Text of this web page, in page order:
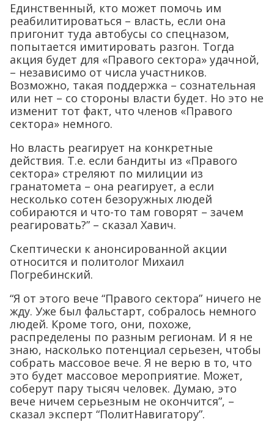
Единственный, кто может помочь им
реабилитироваться – власть, если она
пригонит туда автобусы со спецназом,
попытается имитировать разгон. Тогда
акция будет для «Правого сектора» удачной,
– независимо от числа участников.
Возможно, такая поддержка – сознательная
или нет – со стороны власти будет. Но это не
изменит тот факт, что членов «Правого
сектора» немного.
Но власть реагирует на конкретные
действия. Т.е. если бандиты из «Правого
сектора» стреляют по милиции из
гранатомета – она реагирует, а если
несколько сотен безоружных людей
собираются и что-то там говорят – зачем
реагировать?” – сказал Хавич.
Скептически к анонсированной акции
относится и политолог Михаил
Погребинский.
“Я от этого вече “Правого сектора” ничего не
жду. Уже был фальстарт, собралось немного
людей. Кроме того, они, похоже,
распределены по разным регионам. И я не
знаю, насколько потенциал серьезен, чтобы
собрать массовое вече. Я не верю в то, что
это будет массовое мероприятие. Может,
соберут пару тысяч человек. Думаю, это
вече ничем серьезным не окончится”, –
сказал эксперт “ПолитНавигатору”.